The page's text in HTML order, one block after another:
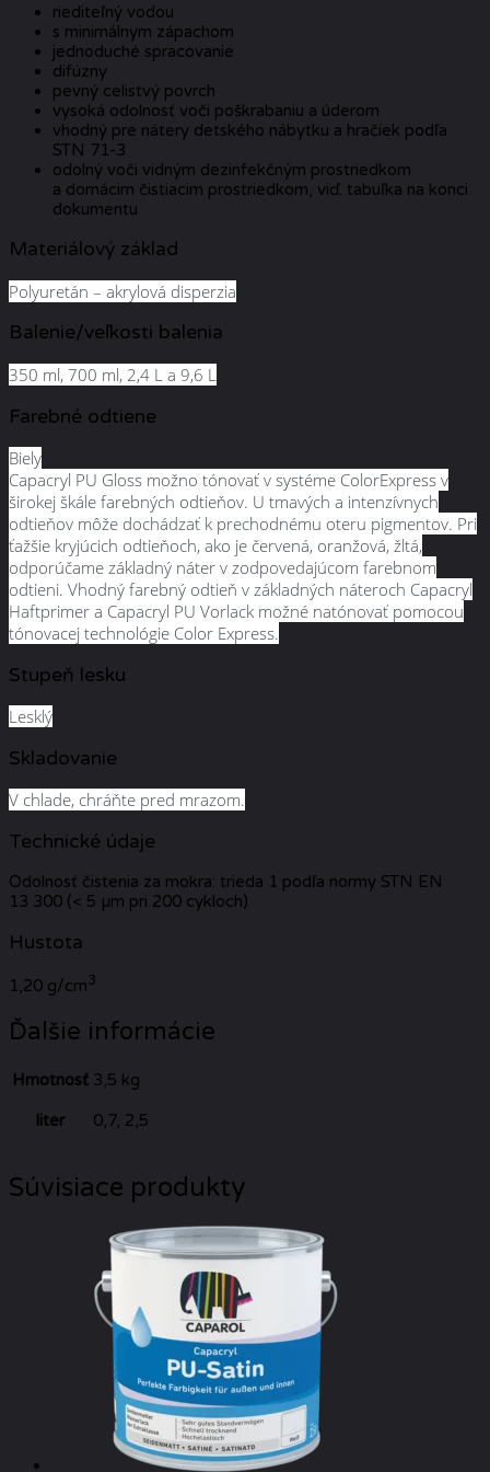
riediteľný vodou
s minimálnym zápachom
jednoduché spracovanie
difúzny
pevný celistvý povrch
vysoká odolnosť voči poškrabaniu a úderom
vhodný pre nátery detského nábytku a hračiek podľa
STN 71-3
odolný voči vidným dezinfekčným prostriedkom
a domácim čistiacim prostriedkom, viď. tabuľka na konci
dokumentu
Materiálový základ
Polyuretán – akrylová disperzia
Balenie/veľkosti balenia
350 ml, 700 ml, 2,4 L a 9,6 L
Farebné odtiene
Biely
Capacryl PU Gloss možno tónovať v systéme ColorExpress v
širokej škále farebných odtieňov. U tmavých a intenzívnych
odtieňov môže dochádzať k prechodnému oteru pigmentov. Pri
ťažšie kryjúcich odtieňoch, ako je červená, oranžová, žltá,
odporúčame základný náter v zodpovedajúcom farebnom
odtieni. Vhodný farebný odtieň v základných náteroch Capacryl
Haftprimer a Capacryl PU Vorlack možné natónovať pomocou
tónovacej technológie Color Express.
Stupeň lesku
Lesklý
Skladovanie
V chlade, chráňte pred mrazom.
Technické údaje
Odolnosť čistenia za mokra: trieda 1 podľa normy STN EN
13 300 (< 5 µm pri 200 cykloch)
Hustota
1,20 g/cm 3
Ďalšie informácie
Hmotnosť 3,5 kg
liter 0,7, 2,5
Súvisiace produkty